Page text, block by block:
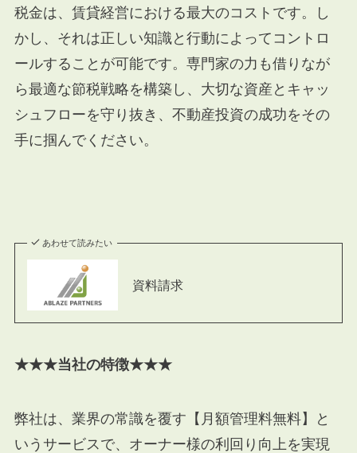
税金は、賃貸経営における最大のコストです。し
かし、それは正しい知識と行動によってコントロ
ールすることが可能です。専門家の力も借りなが
ら最適な節税戦略を構築し、大切な資産とキャッ
シュフローを守り抜き、不動産投資の成功をその
手に掴んでください。
あわせて読みたい
資料請求
★★★当社の特徴★★★
弊社は、業界の常識を覆す【月額管理料無料】と
いうサービスで、オーナー様の利回り向上を実現